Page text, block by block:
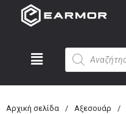
Αρχική σελίδα / Αξεσουάρ /